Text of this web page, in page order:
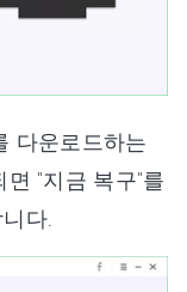
다운로드하는
"지금 복구"를
다.